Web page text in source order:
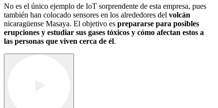
No es el único ejemplo de IoT sorprendente de esta empresa, pues
también han colocado sensores en los alrededores del volcán
nicaragüense Masaya. El objetivo es prepararse para posibles
erupciones y estudiar sus gases tóxicos y cómo afectan estos a
las personas que viven cerca de él.